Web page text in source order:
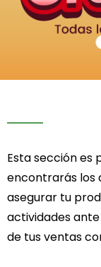
Esta sección es
encontrarás los
asegurar tu
actividades
de tus ventas